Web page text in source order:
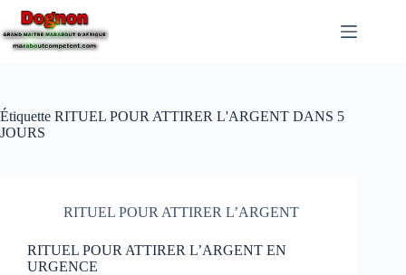
Étiquette RITUEL POUR ATTIRER L'ARGENT DANS 5
JOURS
RITUEL POUR ATTIRER L’ARGENT
RITUEL POUR ATTIRER L’ARGENT EN
URGENCE